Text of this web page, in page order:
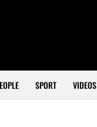
SPORT VIDEOS